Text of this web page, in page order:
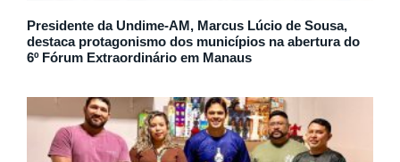
Presidente da Undime-AM, Marcus Lúcio de Sousa,
destaca protagonismo dos municípios na abertura do
6º Fórum Extraordinário em Manaus